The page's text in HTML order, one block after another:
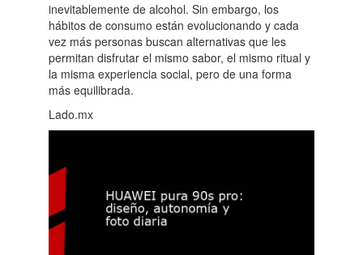
inevitablemente de alcohol. Sin embargo, los
hábitos de consumo están evolucionando y cada
vez más personas buscan alternativas que les
permitan disfrutar el mismo sabor, el mismo ritual y
la misma experiencia social, pero de una forma
más equilibrada.
Lado.mx